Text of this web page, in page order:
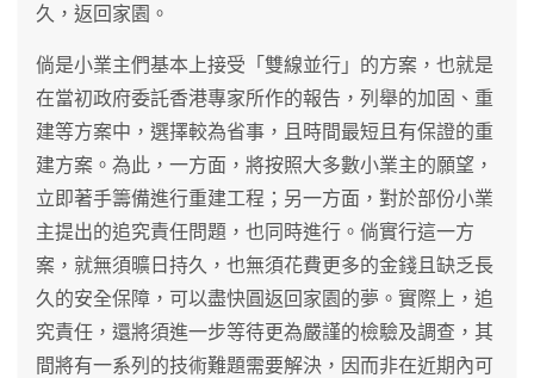
久，返回家園。
倘是小業主們基本上接受「雙線並行」的方案，也就是
在當初政府委託香港專家所作的報告，列舉的加固、重
建等方案中，選擇較為省事，且時間最短且有保證的重
建方案。為此，一方面，將按照大多數小業主的願望，
立即著手籌備進行重建工程；另一方面，對於部份小業
主提出的追究責任問題，也同時進行。倘實行這一方
案，就無須曠日持久，也無須花費更多的金錢且缺乏長
久的安全保障，可以盡快圓返回家園的夢。實際上，追
究責任，還將須進一步等待更為嚴謹的檢驗及調查，其
間將有一系列的技術難題需要解決，因而非在近期內可